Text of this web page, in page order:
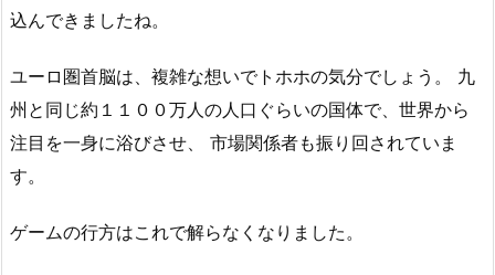
込んできましたね。
ユーロ圏首脳は、複雑な想いでトホホの気分でしょう。 九
州と同じ約１１００万人の人口ぐらいの国体で、世界から
注目を一身に浴びさせ、 市場関係者も振り回されていま
す。
ゲームの行方はこれで解らなくなりました。